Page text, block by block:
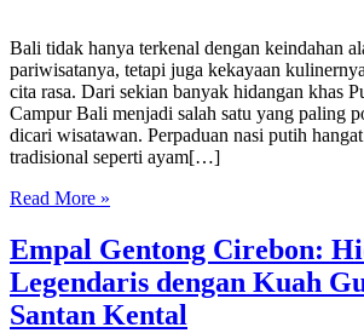
Bali tidak hanya terkenal dengan keindahan
pariwisatanya, tetapi juga kekayaan
cita rasa. Dari sekian banyak hidangan khas
Campur Bali menjadi salah satu yang paling
dicari wisatawan. Perpaduan nasi putih
tradisional seperti ayam[…]
Read More »
Empal Gentong Cirebon:
Legendaris dengan Kuah
Santan Kental